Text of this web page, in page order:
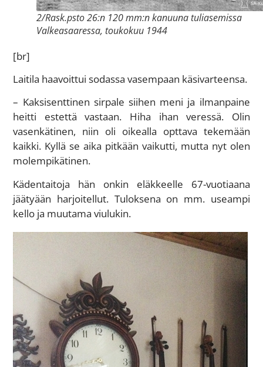
2/Rask.psto 26:n 120 mm:n kanuuna tuliasemissa
Valkeasaaressa, toukokuu 1944
[br]
Laitila haavoittui sodassa vasempaan käsivarteensa.
– Kaksisenttinen sirpale siihen meni ja ilmanpaine
heitti estettä vastaan. Hiha ihan veressä. Olin
vasenkätinen, niin oli oikealla opttava tekemään
kaikki. Kyllä se aika pitkään vaikutti, mutta nyt olen
molempikätinen.
Kädentaitoja hän onkin eläkkeelle 67-vuotiaana
jäätyään harjoitellut. Tuloksena on mm. useampi
kello ja muutama viulukin.